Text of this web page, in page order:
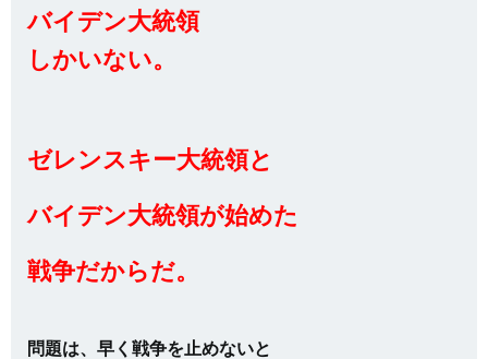
バイデン大統領
しかいない。
ゼレンスキー大統領と
バイデン大統領が始めた
戦争だからだ。
問題は、早く戦争を止めないと